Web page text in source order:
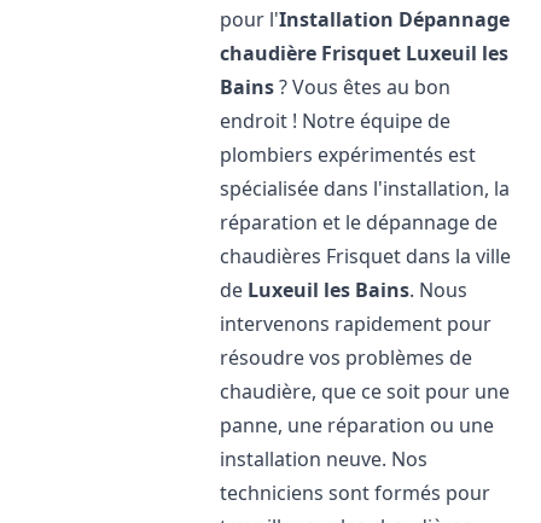
pour l'Installation Dépannage
chaudière Frisquet Luxeuil les
Bains? Vous êtes au bon
endroit ! Notre équipe de
plombiers expérimentés est
spécialisée dans l'installation, la
réparation et le dépannage de
chaudières Frisquet dans la ville
de Luxeuil les Bains. Nous
intervenons rapidement pour
résoudre vos problèmes de
chaudière, que ce soit pour une
panne, une réparation ou une
installation neuve. Nos
techniciens sont formés pour